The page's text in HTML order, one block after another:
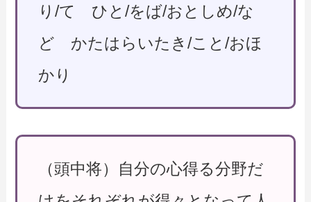
り/て ひと/をば/おとしめ/な
ど かたはらいたき/こと/おほ
かり
（頭中将）自分の心得る分野だ